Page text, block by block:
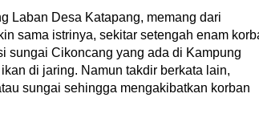
Laban Desa Katapang, memang dari
sama istrinya, sekitar setengah enam
sungai Cikoncang yang ada di Kampung
di jaring. Namun takdir berkata lain,
sungai sehingga mengakibatkan korban